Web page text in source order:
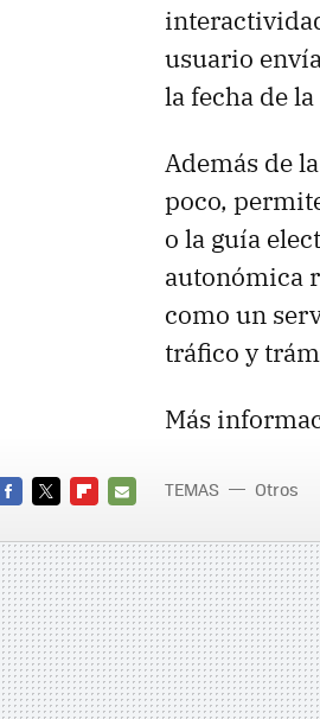
usuario
la fecha de
Además de
poco,
o la guía
autonómica
como un
tráfico y
Más
MAIL
TEMAS Otros